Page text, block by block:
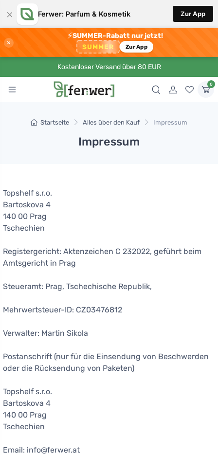
× Ferwer: Parfum & Kosmetik Zur App
×
⚡SUMMER-Rabatt nur jetzt!
SUMMER Zur App
Kostenloser Versand über 80 EUR
0
Startseite Alles über den Kauf Impressum
Impressum
Topshelf s.r.o.
Bartoskova 4
140 00 Prag
Tschechien
Registergericht: Aktenzeichen C 232022, geführt beim
Amtsgericht in Prag
Steueramt: Prag, Tschechische Republik,
Mehrwertsteuer-ID: CZ03476812
Verwalter: Martin Sikola
Postanschrift (nur für die Einsendung von Beschwerden
oder die Rücksendung von Paketen)
Topshelf s.r.o.
Bartoskova 4
140 00 Prag
Tschechien
Email: info@ferwer.at